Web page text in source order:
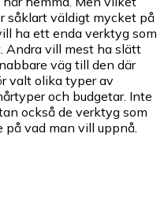
såklart väldigt mycket på
ha ett enda verktyg som
Andra vill mest ha slätt
väg till den där
valt olika typer av
och budgetar. Inte
också de verktyg som
vad man vill uppnå.